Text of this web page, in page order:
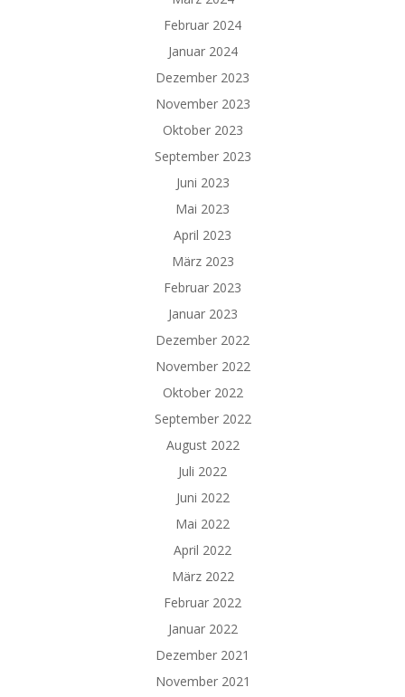
Februar 2024
Januar 2024
Dezember 2023
November 2023
Oktober 2023
September 2023
Juni 2023
Mai 2023
April 2023
März 2023
Februar 2023
Januar 2023
Dezember 2022
November 2022
Oktober 2022
September 2022
August 2022
Juli 2022
Juni 2022
Mai 2022
April 2022
März 2022
Februar 2022
Januar 2022
Dezember 2021
November 2021